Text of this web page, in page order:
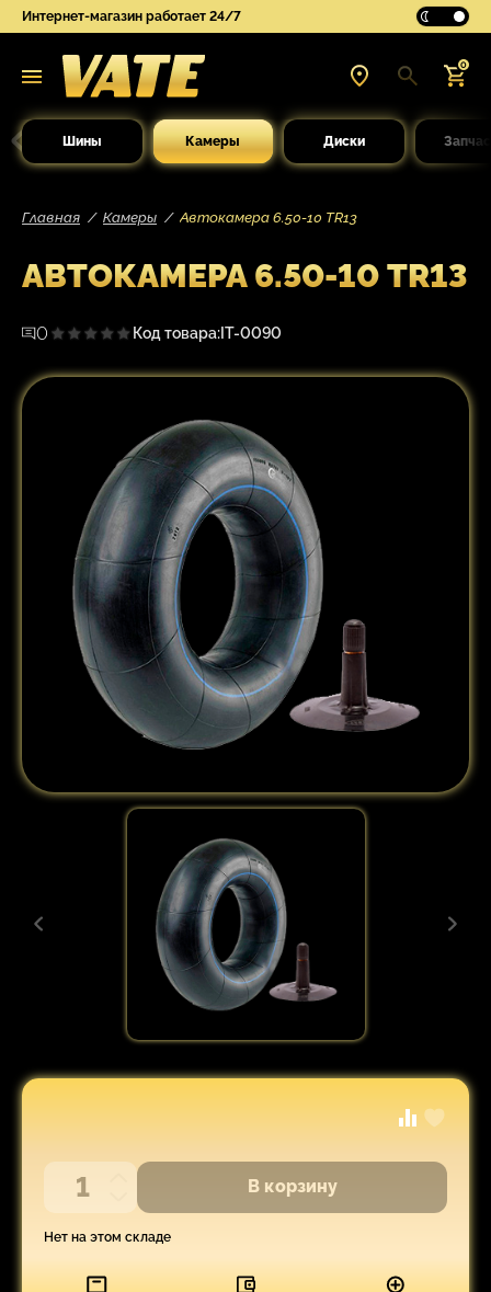
Интернет-магазин работает 24/7
0
Шины Камеры Диски
Главная Камеры Автокамера 6.50-10 TR13
АВТОКАМЕРА 6.50-10 TR13
0 Код товара: IT-0090
В корзину
Нет на этом складе